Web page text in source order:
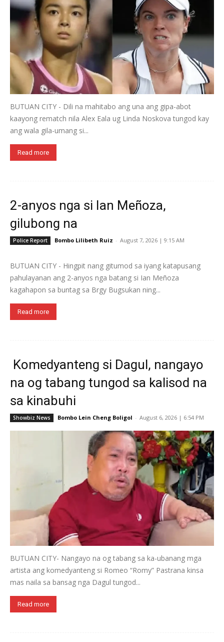
BUTUAN CITY - Dili na mahitabo ang una ang gipa-abot
kaayong rematch nila Alex Eala ug Linda Noskova tungod kay
ang wala gila-umang si...
Read more
2-anyos nga si Ian Meñoza,
gilubong na
Police Report Bombo Lilibeth Ruiz - August 7, 2026 | 9:15 AM
BUTUAN CITY - Hingpit nang gitumod sa iyang katapusang
pahulayanan ang 2-anyos nga batang si Ian Meñoza
kagahapon sa buntag sa Brgy Bugsukan ning...
Read more
Komedyanteng si Dagul, nangayo
na og tabang tungod sa kalisod na
sa kinabuhi
Showbiz News Bombo Lein Cheng Boligol - August 6, 2026 | 6:54 PM
BUTUAN CITY- Nangayo na og tabang sa ka-ubanang mga
artista ang komedyanteng si Romeo “Romy” Pastrana kinsa
mas naila sa bansag nga Dagul tungod...
Read more